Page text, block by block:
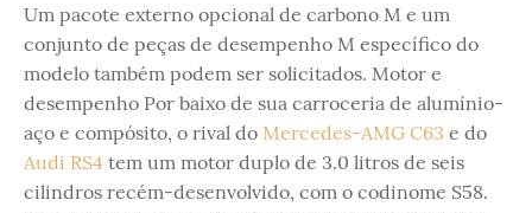
Um pacote externo opcional de carbono M e um
conjunto de peças de desempenho M específico do
modelo também podem ser solicitados. Motor e
desempenho Por baixo de sua carroceria de alumínio-
aço e compósito, o rival do Mercedes-AMG C63 e do
Audi RS4 tem um motor duplo de 3.0 litros de seis
cilindros recém-desenvolvido, com o codinome S58.